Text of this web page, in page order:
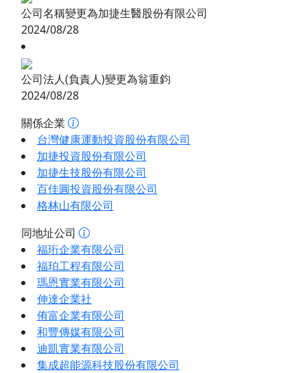
公司名稱變更為加捷生醫股份有限公司
2024/08/28
公司法人(負責人)變更為翁重鈞
2024/08/28
關係企業
台灣健康運動投資股份有限公司
加捷投資股份有限公司
加捷生技股份有限公司
百佳圓投資股份有限公司
格林山有限公司
同地址公司
福珩企業有限公司
福珀工程有限公司
瑪恩實業有限公司
伸達企業社
侑富企業有限公司
和豐傳媒有限公司
迪凱實業有限公司
集成超能源科技股份有限公司